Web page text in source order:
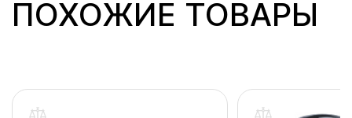
ПОХОЖИЕ ТОВАРЫ